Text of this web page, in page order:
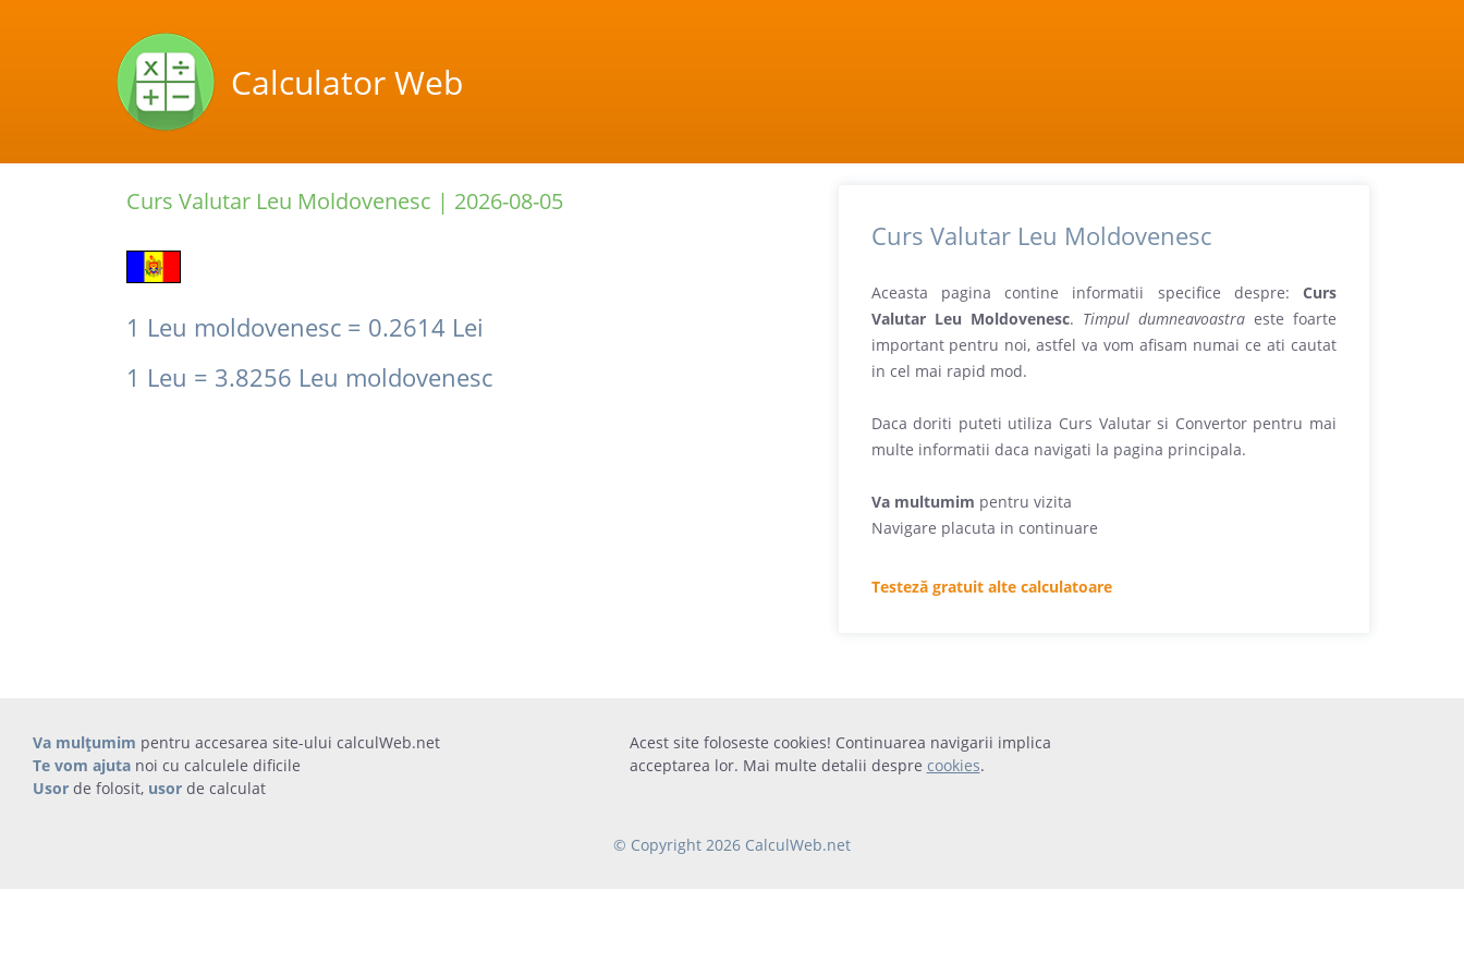
Calculator Web
Curs Valutar Leu Moldovenesc | 2026-08-05
1 Leu moldovenesc = 0.2614 Lei
1 Leu = 3.8256 Leu moldovenesc
Curs Valutar Leu Moldovenesc
Aceasta pagina contine informatii specifice despre: Curs
Valutar Leu Moldovenesc. Timpul dumneavoastraeste foarte
important pentru noi, astfel va vom afisam numai ce ati cautat
in cel mai rapid mod.
Daca doriti puteti utiliza Curs Valutar si Convertor pentru mai
multe informatii daca navigati la pagina principala.
Va multumim pentru vizita
Navigare placuta in continuare
Testeză gratuit alte calculatoare
Va mulțumim pentru accesarea site-ului calculWeb.net
Te vom ajuta noi cu calculele dificile
Usor de folosit, usor de calculat
Acest site foloseste cookies! Continuarea navigarii implica
acceptarea lor. Mai multe detalii despre cookies.
© Copyright 2026 CalculWeb.net